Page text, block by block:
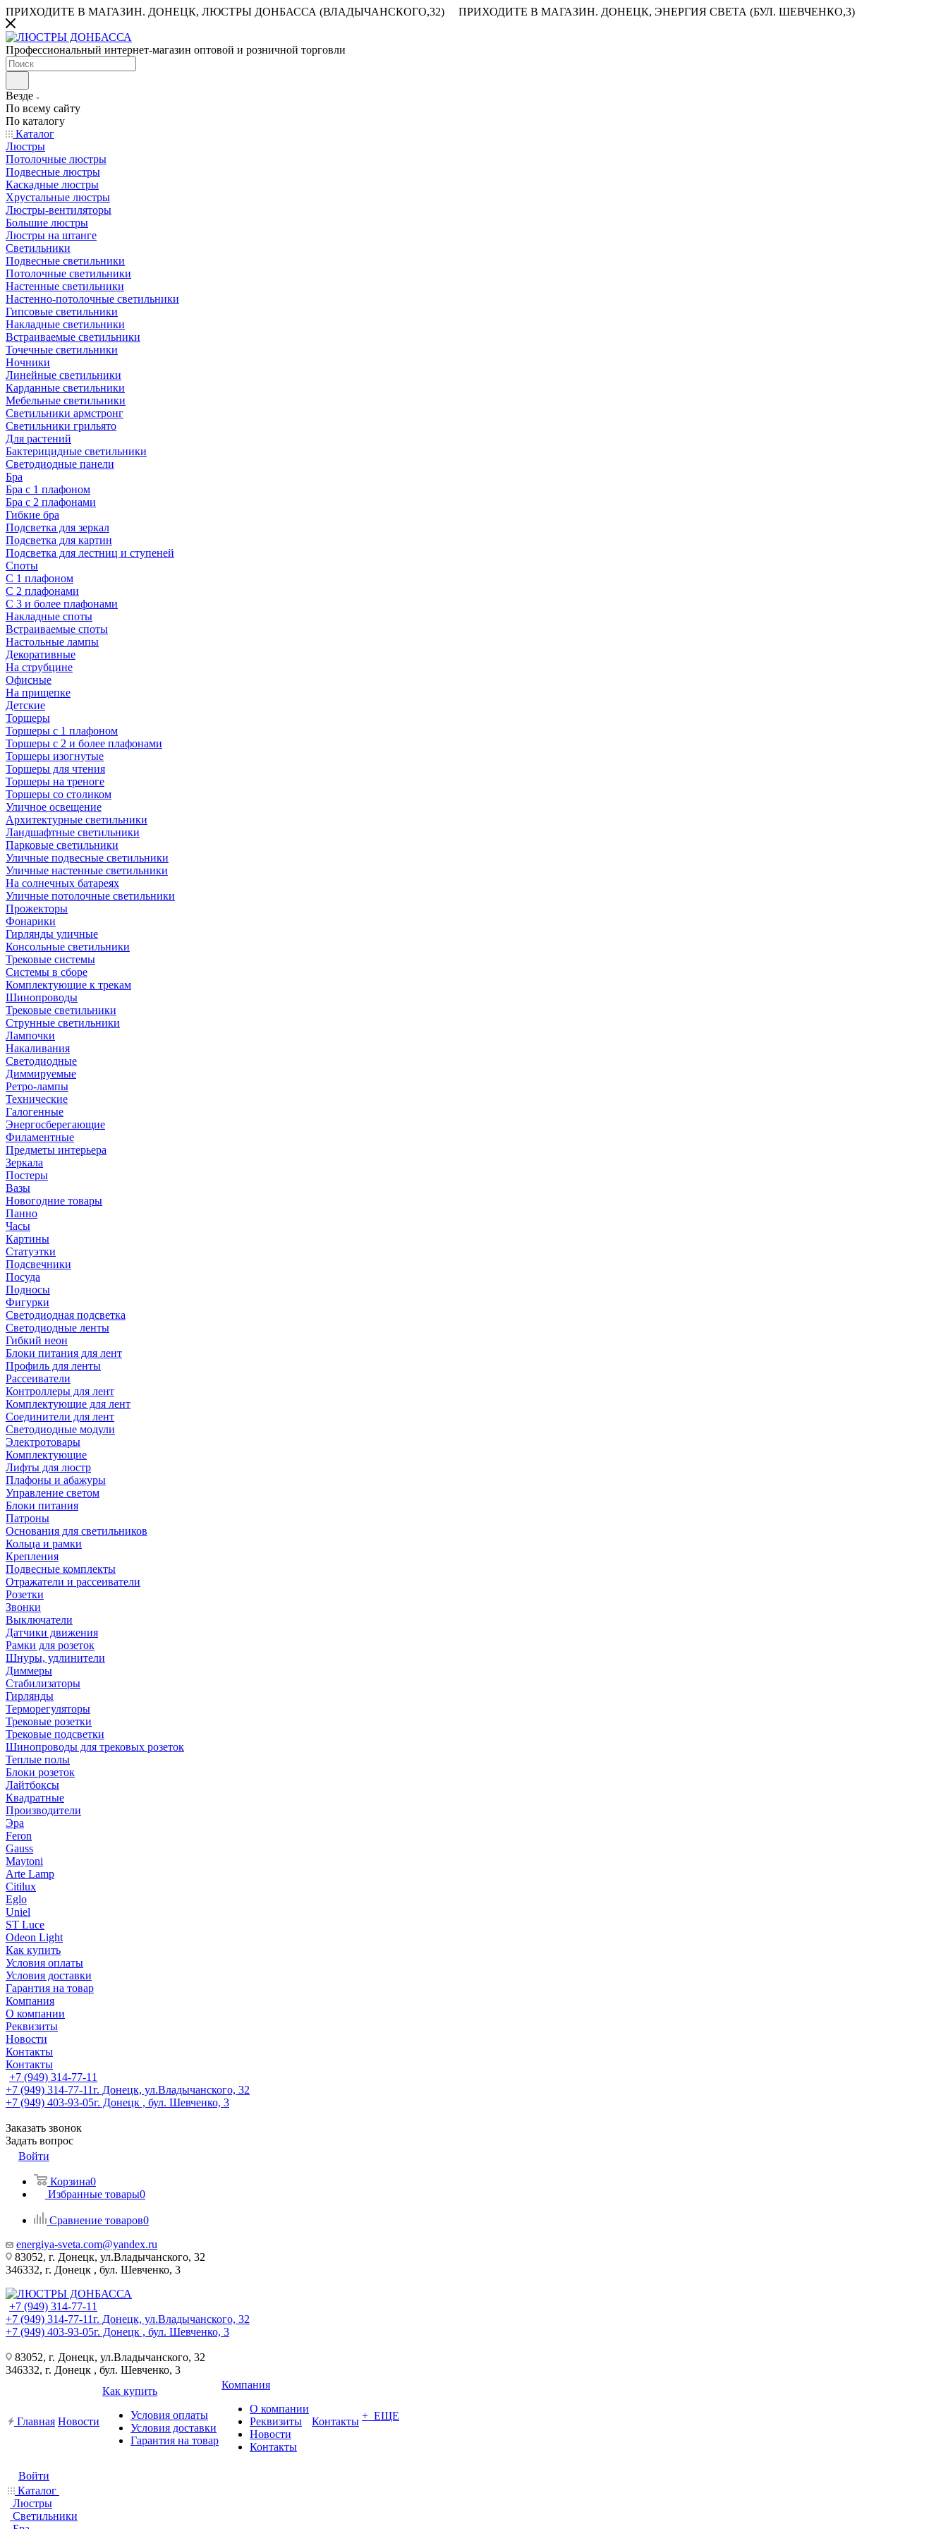
ПРИХОДИТЕ В МАГАЗИН. ДОНЕЦК, ЛЮСТРЫ ДОНБАССА (ВЛАДЫЧАНСКОГО,32) ПРИХОДИТЕ В МАГАЗИН. ДОНЕЦК, ЭНЕРГИЯ СВЕТА (БУЛ. ШЕВЧЕНКО,3)
Профессиональный интернет-магазин оптовой и розничной торговли
Везде
По всему сайту
По каталогу
Каталог
Люстры
Потолочные люстры
Подвесные люстры
Каскадные люстры
Хрустальные люстры
Люстры-вентиляторы
Большие люстры
Люстры на штанге
Светильники
Подвесные светильники
Потолочные светильники
Настенные светильники
Настенно-потолочные светильники
Гипсовые светильники
Накладные светильники
Встраиваемые светильники
Точечные светильники
Ночники
Линейные светильники
Карданные светильники
Мебельные светильники
Светильники армстронг
Светильники грильято
Для растений
Бактерицидные светильники
Светодиодные панели
Бра
Бра с 1 плафоном
Бра с 2 плафонами
Гибкие бра
Подсветка для зеркал
Подсветка для картин
Подсветка для лестниц и ступеней
Споты
С 1 плафоном
С 2 плафонами
С 3 и более плафонами
Накладные споты
Встраиваемые споты
Настольные лампы
Декоративные
На струбцине
Офисные
На прищепке
Детские
Торшеры
Торшеры с 1 плафоном
Торшеры с 2 и более плафонами
Торшеры изогнутые
Торшеры для чтения
Торшеры на треноге
Торшеры со столиком
Уличное освещение
Архитектурные светильники
Ландшафтные светильники
Парковые светильники
Уличные подвесные светильники
Уличные настенные светильники
На солнечных батареях
Уличные потолочные светильники
Прожекторы
Фонарики
Гирлянды уличные
Консольные светильники
Трековые системы
Системы в сборе
Комплектующие к трекам
Шинопроводы
Трековые светильники
Струнные светильники
Лампочки
Накаливания
Светодиодные
Диммируемые
Ретро-лампы
Технические
Галогенные
Энергосберегающие
Филаментные
Предметы интерьера
Зеркала
Постеры
Вазы
Новогодние товары
Панно
Часы
Картины
Статуэтки
Подсвечники
Посуда
Подносы
Фигурки
Светодиодная подсветка
Светодиодные ленты
Гибкий неон
Блоки питания для лент
Профиль для ленты
Рассеиватели
Контроллеры для лент
Комплектующие для лент
Соединители для лент
Светодиодные модули
Электротовары
Комплектующие
Лифты для люстр
Плафоны и абажуры
Управление светом
Блоки питания
Патроны
Основания для светильников
Кольца и рамки
Крепления
Подвесные комплекты
Отражатели и рассеиватели
Розетки
Звонки
Выключатели
Датчики движения
Рамки для розеток
Шнуры, удлинители
Диммеры
Стабилизаторы
Гирлянды
Терморегуляторы
Трековые розетки
Трековые подсветки
Шинопроводы для трековых розеток
Теплые полы
Блоки розеток
Лайтбоксы
Квадратные
Производители
Эра
Feron
Gauss
Maytoni
Arte Lamp
Citilux
Eglo
Uniel
ST Luce
Odeon Light
Как купить
Условия оплаты
Условия доставки
Гарантия на товар
Компания
О компании
Реквизиты
Новости
Контакты
Контакты
+7 (949) 314-77-11
+7 (949) 314-77-11г. Донецк, ул.Владычанского, 32
+7 (949) 403-93-05г. Донецк , бул. Шевченко, 3
Заказать звонок
Задать вопрос
Войти
Корзина0
Избранные товары0
Сравнение товаров0
energiya-sveta.com@yandex.ru
83052, г. Донецк, ул.Владычанского, 32
346332, г. Донецк , бул. Шевченко, 3
+7 (949) 314-77-11
+7 (949) 314-77-11г. Донецк, ул.Владычанского, 32
+7 (949) 403-93-05г. Донецк , бул. Шевченко, 3
83052, г. Донецк, ул.Владычанского, 32
346332, г. Донецк , бул. Шевченко, 3
Главная Новости
Как купить
Условия оплаты
Условия доставки
Гарантия на товар
Компания
О компании
Реквизиты
Новости
Контакты
Контакты + ЕЩЕ
Войти
Каталог
Люстры
Светильники